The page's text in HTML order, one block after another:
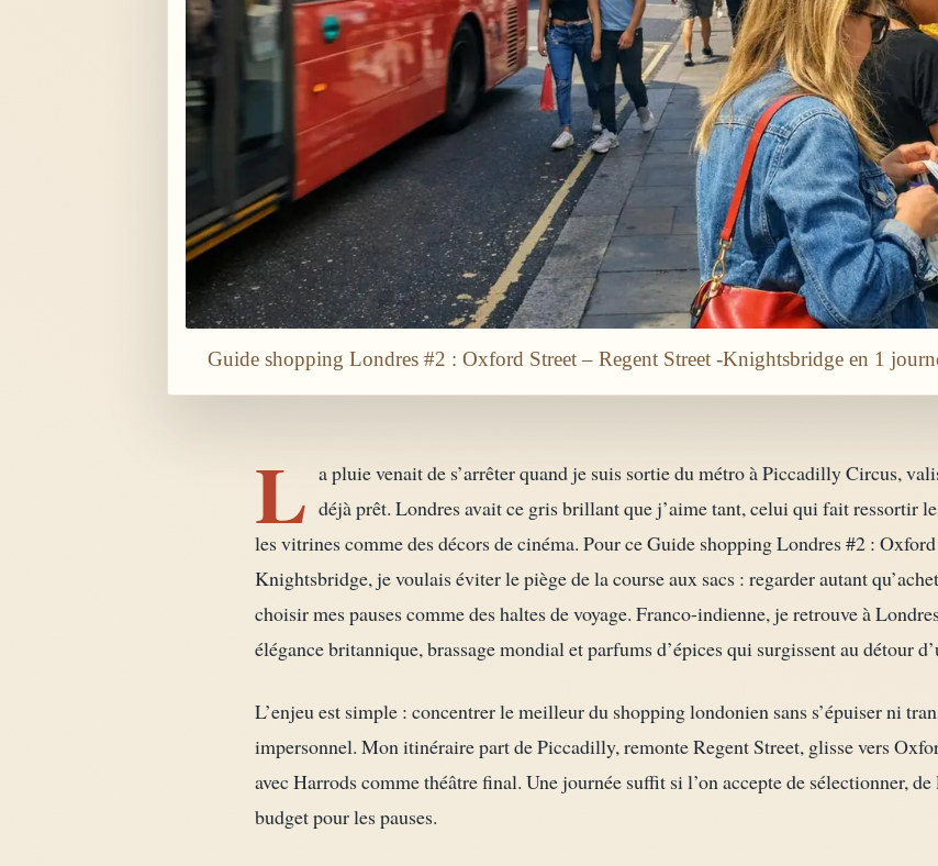
Guide shopping Londres #2 : Oxford Street – Regent Street -Knightsbridge en 1
L a pluie venait de s’arrêter quand je suis sortie du métro à Piccadilly Circus,
déjà prêt. Londres avait ce gris brillant que j’aime tant, celui qui fait ressortir
les vitrines comme des décors de cinéma. Pour ce Guide shopping Londres #2 :
Knightsbridge, je voulais éviter le piège de la course aux sacs : regarder autant
choisir mes pauses comme des haltes de voyage. Franco-indienne, je retrouve à
élégance britannique, brassage mondial et parfums d’épices qui surgissent au détour
L’enjeu est simple : concentrer le meilleur du shopping londonien sans s’épuiser ni
impersonnel. Mon itinéraire part de Piccadilly, remonte Regent Street, glisse vers
avec Harrods comme théâtre final. Une journée suffit si l’on accepte de sélectionner,
budget pour les pauses.